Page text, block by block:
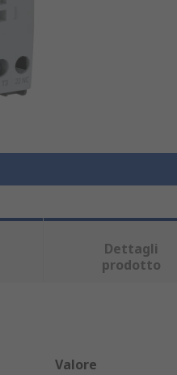
Dettagli
prodotto
Valore